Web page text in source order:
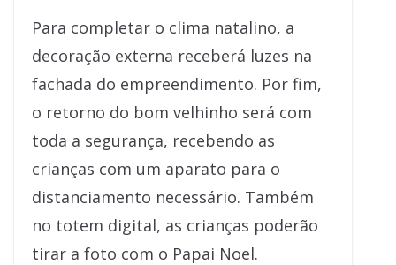
Para completar o clima natalino, a
decoração externa receberá luzes na
fachada do empreendimento. Por fim,
o retorno do bom velhinho será com
toda a segurança, recebendo as
crianças com um aparato para o
distanciamento necessário. Também
no totem digital, as crianças poderão
tirar a foto com o Papai Noel.